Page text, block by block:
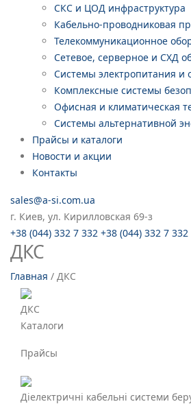
СКС и ЦОД инфраструктура
Кабельно-проводниковая
Телекоммуникационное
Сетевое, серверное и СХД
Системы электропитания и
Комплексные системы
Офисная и климатическая
Системы альтернативной
Прайсы и каталоги
Новости и акции
Контакты
sales@a-si.com.ua
г. Киев, ул. Кирилловская 69-з
+38 (044) 332 7 332 +38 (044) 332 7 332
ДКС
Главная / ДКС
ДКС
Каталоги
Прайсы
Діелектричні кабельні системи